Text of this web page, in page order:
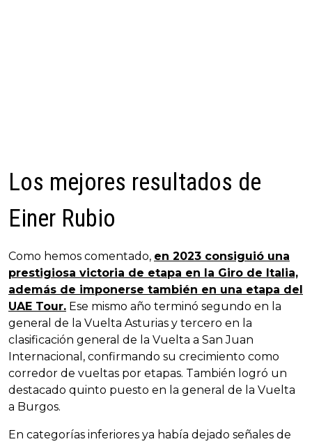
Los mejores resultados de
Einer Rubio
Como hemos comentado, en 2023 consiguió una
prestigiosa victoria de etapa en la Giro de Italia,
además de imponerse también en una etapa del
UAE Tour. Ese mismo año terminó segundo en la
general de la Vuelta Asturias y tercero en la
clasificación general de la Vuelta a San Juan
Internacional, confirmando su crecimiento como
corredor de vueltas por etapas. También logró un
destacado quinto puesto en la general de la Vuelta
a Burgos.
En categorías inferiores ya había dejado señales de